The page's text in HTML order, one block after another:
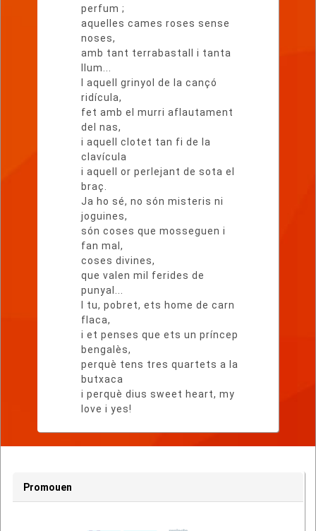
perfum ;
aquelles cames roses sense
noses,
amb tant terrabastall i tanta
llum...
I aquell grinyol de la cançó
ridícula,
fet amb el murri aflautament
del nas,
i aquell clotet tan fi de la
clavícula
i aquell or perlejant de sota el
braç.
Ja ho sé, no són misteris ni
joguines,
són coses que mosseguen i
fan mal,
coses divines,
que valen mil ferides de
punyal...
I tu, pobret, ets home de carn
flaca,
i et penses que ets un príncep
bengalès,
perquè tens tres quartets a la
butxaca
i perquè dius sweet heart, my
love i yes!
Promouen